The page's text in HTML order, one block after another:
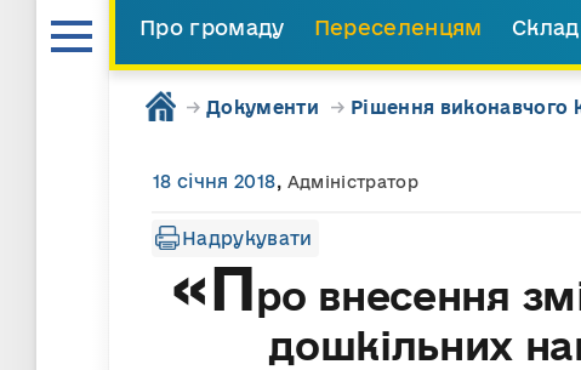
Про громаду Переселенцям Склад
→ Документи → Рішення виконавчого
18 січня 2018, Адміністратор
Надрукувати
«Про внесення
дошкільних